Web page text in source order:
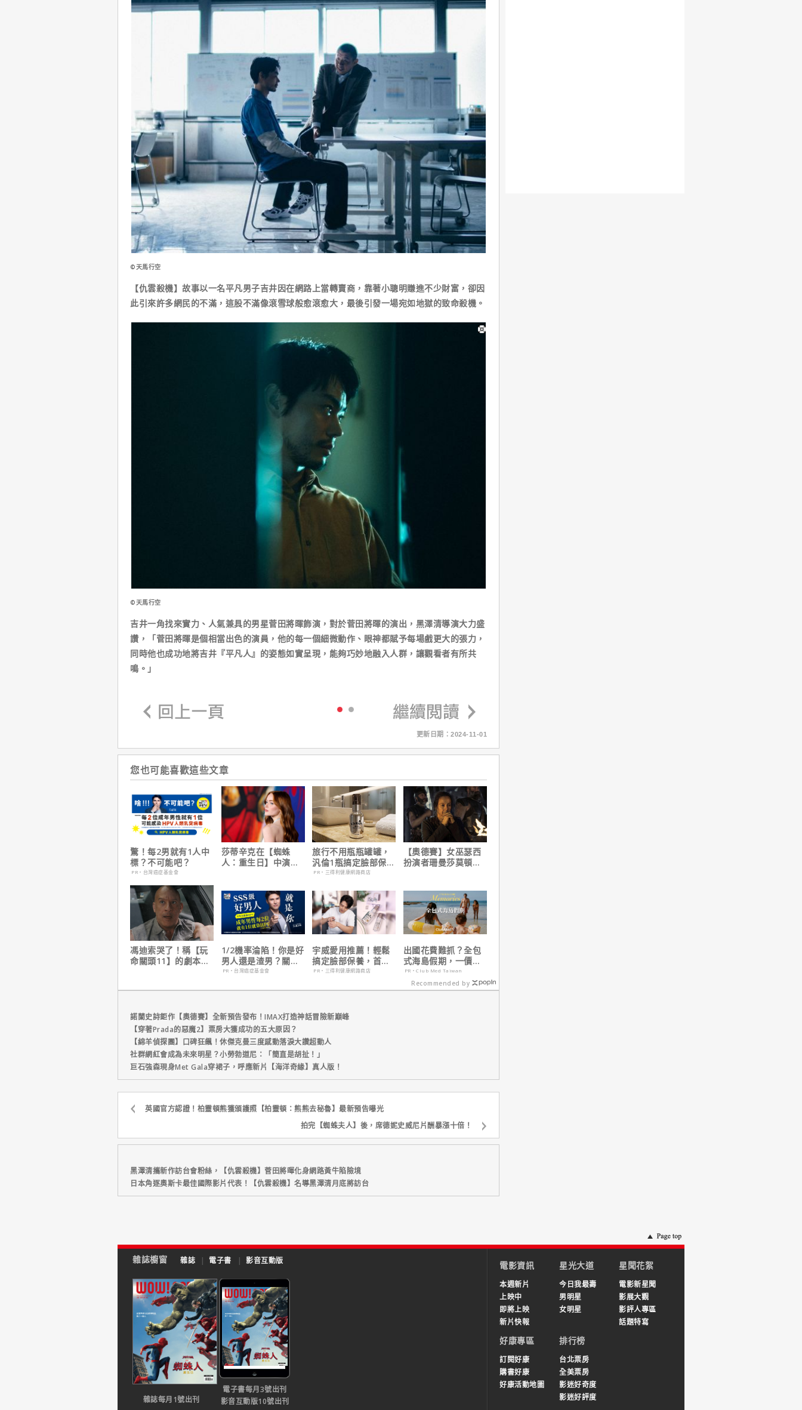
©天馬行空
【仇雲殺機】故事以一名平凡男子吉井因在網路上當轉賣商，靠著小聰明賺進不少財富，卻因
此引來許多網民的不滿，這股不滿像滾雪球般愈滾愈大，最後引發一場宛如地獄的致命殺機。
©天馬行空
吉井一角找來實力、人氣兼具的男星菅田將暉飾演，對於菅田將暉的演出，黑澤清導演大力盛
讚，「菅田將暉是個相當出色的演員，他的每一個細微動作、眼神都賦予每場戲更大的張力，
同時他也成功地將吉井『平凡人』的姿態如實呈現，能夠巧妙地融入人群，讓觀看者有所共
鳴。」
更新日期：2024-11-01
您也可能喜歡這些文章
驚！每2男就有1人中
標？不可能吧？
PR・台灣癌症基金會
莎蒂辛克在【蜘蛛
人：重生日】中演的
旅行不用瓶瓶罐罐，
汎倫1瓶搞定臉部保
養！
PR・三得利健康網路商店
【奧德賽】女巫瑟西
扮演者珊曼莎莫頓曝
馮迪索哭了！稱【玩
命關頭11】的劇本是
1/2機率淪陷！你是好
男人還是渣男？關鍵
在這
PR・台灣癌症基金會
宇威愛用推薦！輕鬆
搞定臉部保養，首購
只要$390
PR・三得利健康網路商店
出國花費難抓？全包
式海島假期，一價搞
定食宿玩樂，省錢更
省心！
PR・Club Med Taiwan
Recommended by
諾蘭史詩鉅作【奧德賽】全新預告發布！IMAX打造神話冒險新巔峰
【穿著Prada的惡魔2】票房大獲成功的五大原因？
【綿羊偵探團】口碑狂飆！休傑克曼三度感動落淚大讚超動人
社群網紅會成為未來明星？小勞勃道尼：「簡直是胡扯！」
巨石強森現身Met Gala穿裙子，呼應新片【海洋奇緣】真人版！
英國官方認證！柏靈頓熊獲頒護照【柏靈頓：熊熊去秘魯】最新預告曝光
拍完【蜘蛛夫人】後，席德妮史威尼片酬暴漲十倍！
黑澤清攜新作訪台會粉絲，【仇雲殺機】菅田將暉化身網路黃牛陷險境
日本角逐奧斯卡最佳國際影片代表！【仇雲殺機】名導黑澤清月底將訪台
雜誌櫥窗 雜誌 | 電子書 | 影音互動版
雜誌每月1號出刊
電子書每月3號出刊
影音互動版10號出刊
電影資訊
本週新片
上映中
即將上映
新片快報
星光大道
今日我最壽
男明星
女明星
星聞花絮
電影新星聞
影展大觀
影評人專區
話題特寫
好康專區
訂閱好康
購書好康
好康活動地圖
排行榜
台北票房
全美票房
影迷好奇度
影迷好評度